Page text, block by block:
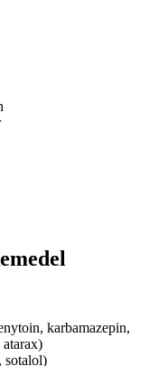
karbamazepin,
sotalol)